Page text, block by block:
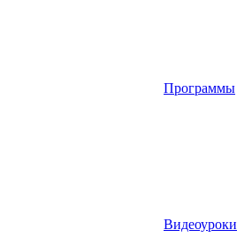
Программы
Видеоуроки